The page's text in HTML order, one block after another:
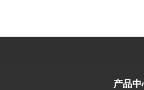
产品中